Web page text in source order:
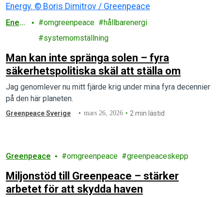
Energ
omgreenpeace
hållbarenergi
systemomställning
Man kan inte spränga solen – fyra
säkerhetspolitiska skäl att ställa om
Jag genomlever nu mitt fjärde krig under mina fyra decennier
på den här planeten.
Greenpeace Sverige mars 26, 2026 2 min lästid
Greenpeace omgreenpeace greenpeaceskepp
Miljonstöd till Greenpeace – stärker
arbetet för att skydda haven